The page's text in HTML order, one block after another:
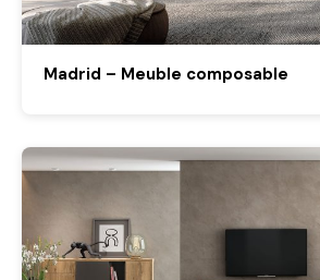
Madrid – Meuble composable